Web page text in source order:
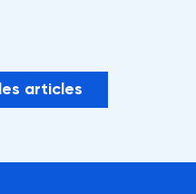
articles